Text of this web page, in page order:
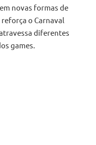
novas formas de
o Carnaval
diferentes
games.